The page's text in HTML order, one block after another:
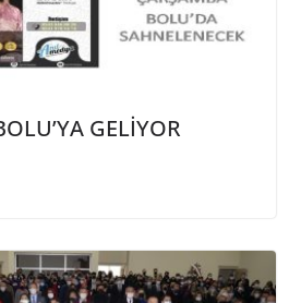
GELİYOR